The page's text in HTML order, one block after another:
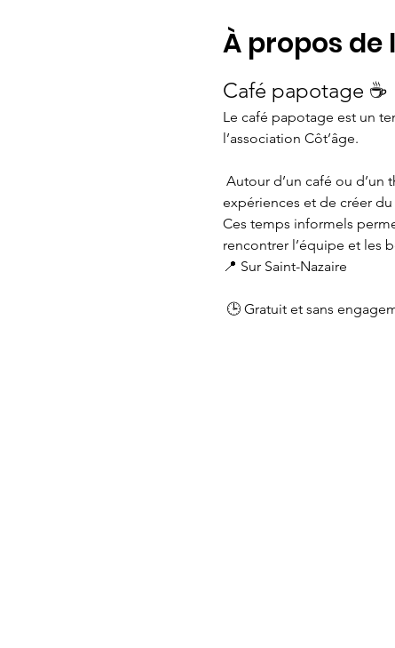
À propos
Café papotage ☕
Le café papotage est un
l’association Côt’âge.
expériences et de créer
Ces temps informels
rencontrer l’équipe et les
📍 Sur Saint-Nazaire
🕒 Gratuit et sans